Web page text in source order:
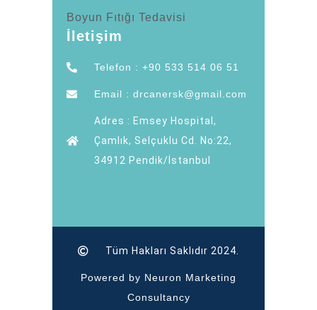
Boyun Fıtığı Tedavisi
İletişim
Telefon : +90 533 514 06 51
Email : drcanersk@gmail.com
Adres : Emsey Hospital,
Çamlık, Selçuklu Cd. No:22,
34912 Pendik/İstanbul
Tüm Hakları Saklıdır 2024.
Powered by Neuron Marketing
Consultancy